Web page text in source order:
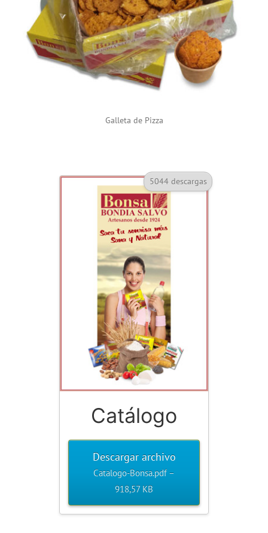
Galleta de Pizza
5044 descargas
Catálogo
Descargar archivo
Catalogo-Bonsa.pdf –
918,57 KB